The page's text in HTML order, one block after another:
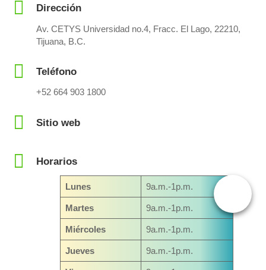
Dirección
Av. CETYS Universidad no.4, Fracc. El Lago, 22210,
Tijuana, B.C.
Teléfono
+52 664 903 1800
Sitio web
Horarios
Lunes 9a.m.-1p.m.
Martes 9a.m.-1p.m.
Miércoles 9a.m.-1p.m.
Jueves 9a.m.-1p.m.